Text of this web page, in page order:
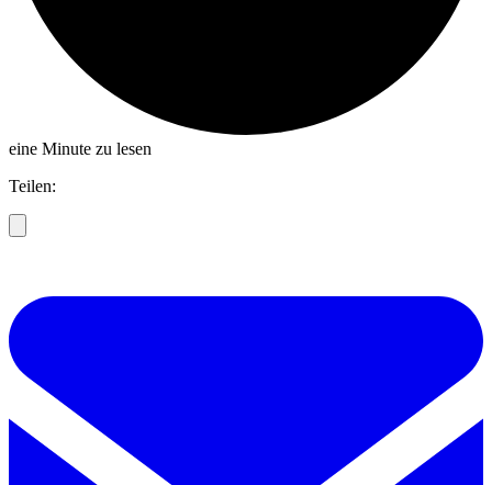
eine Minute zu lesen
Teilen: